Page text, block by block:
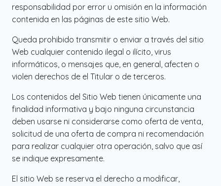
responsabilidad por error u omisión en la información
contenida en las páginas de este sitio Web.
Queda prohibido transmitir o enviar a través del sitio
Web cualquier contenido ilegal o ilícito, virus
informáticos, o mensajes que, en general, afecten o
violen derechos de el Titular o de terceros.
Los contenidos del Sitio Web tienen únicamente una
finalidad informativa y bajo ninguna circunstancia
deben usarse ni considerarse como oferta de venta,
solicitud de una oferta de compra ni recomendación
para realizar cualquier otra operación, salvo que así
se indique expresamente.
El sitio Web se reserva el derecho a modificar,